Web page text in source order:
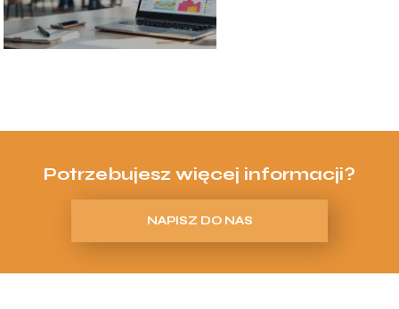
Potrzebujesz więcej informacji?
NAPISZ DO NAS